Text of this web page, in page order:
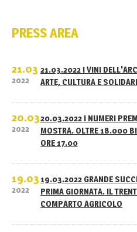
PRESS AREA
21.03
2022
21.03.2022 I VINI
ARTE, CULTURA E
20.03
2022
20.03.2022 I NUMERI
MOSTRA. OLTRE 18.000
ORE 17.00
19.03
2022
19.03.2022 GRANDE
PRIMA GIORNATA. IL
COMPARTO AGRICOLO